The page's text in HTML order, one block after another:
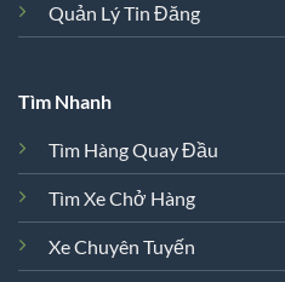
Quản Lý Tin Đăng
Tìm Nhanh
Tìm Hàng Quay Đầu
Tìm Xe Chở Hàng
Xe Chuyên Tuyến